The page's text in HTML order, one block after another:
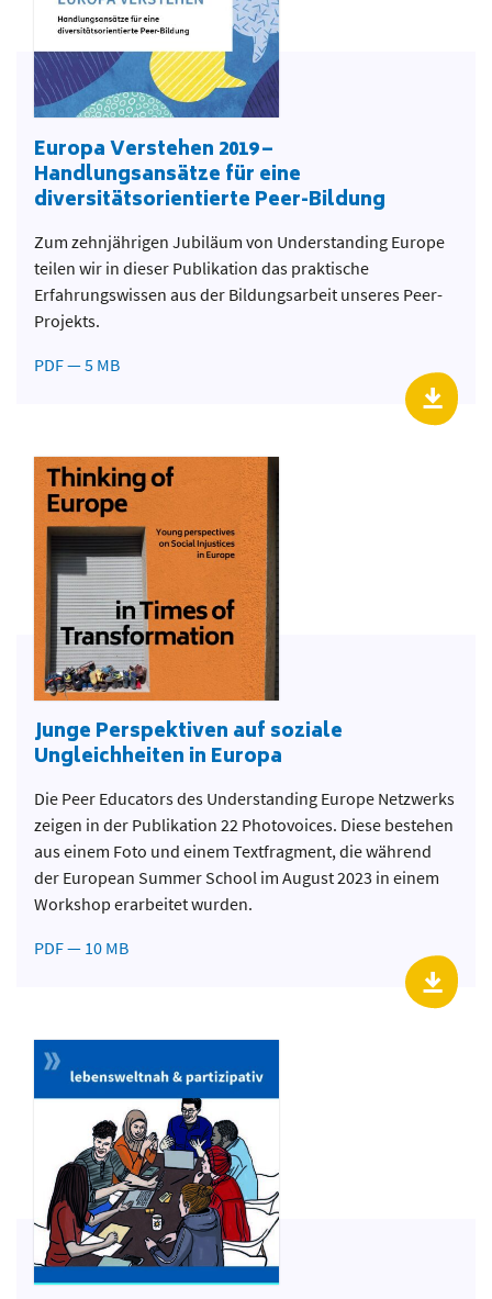
Europa Verstehen 2019 –
Handlungsansätze für eine
diversitätsorientierte Peer-Bildung
Zum zehnjährigen Jubiläum von Understanding Europe
teilen wir in dieser Publikation das praktische
Erfahrungswissen aus der Bildungsarbeit unseres Peer-
Projekts.
PDF — 5 MB
Junge Perspektiven auf soziale
Ungleichheiten in Europa
Die Peer Educators des Understanding Europe Netzwerks
zeigen in der Publikation 22 Photovoices. Diese bestehen
aus einem Foto und einem Textfragment, die während
der European Summer School im August 2023 in einem
Workshop erarbeitet wurden.
PDF — 10 MB